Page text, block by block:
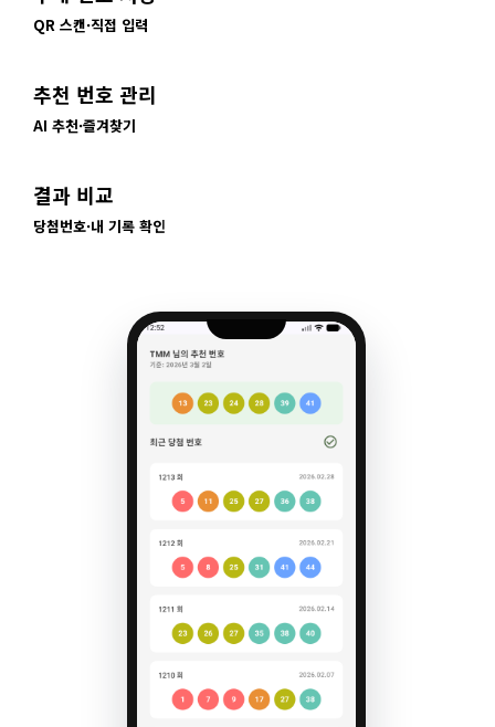
QR 스캔·직접 입력
추천 번호 관리
AI 추천·즐겨찾기
결과 비교
당첨번호·내 기록 확인